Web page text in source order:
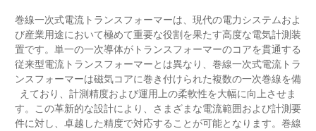
巻線一次式電流トランスフォーマーは、現代の電力システムおよ
び産業用途において極めて重要な役割を果たす高度な電気計測装
置です。単一の一次導体がトランスフォーマーのコアを貫通する
従来型電流トランスフォーマーとは異なり、巻線一次式電流トラ
ンスフォーマーは磁気コアに巻き付けられた複数の一次巻線を備
えており、計測精度および運用上の柔軟性を大幅に向上させま
す。この革新的な設計により、さまざまな電流範囲および計測要
件に対し、卓越した精度で対応することが可能となります。巻線